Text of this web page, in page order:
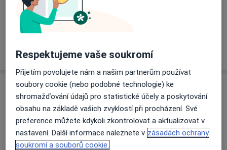
Na teto adrese lékař přijímá pacienty na pojišťovnu
Detaily
o adrese
Názory
Přidejte svůj názor
Respektujeme vaše soukromí
Přijetím povolujete nám a našim partnerům používat
soubory cookie (nebo podobné technologie) ke
shromažďování údajů pro statistické účely a poskytování
obsahu na základě vašich zvyklostí při procházení. Své
preference můžete kdykoli zkontrolovat a aktualizovat v
nastavení. Další informace naleznete v zásadách ochrany
soukromí a souborů cookie.